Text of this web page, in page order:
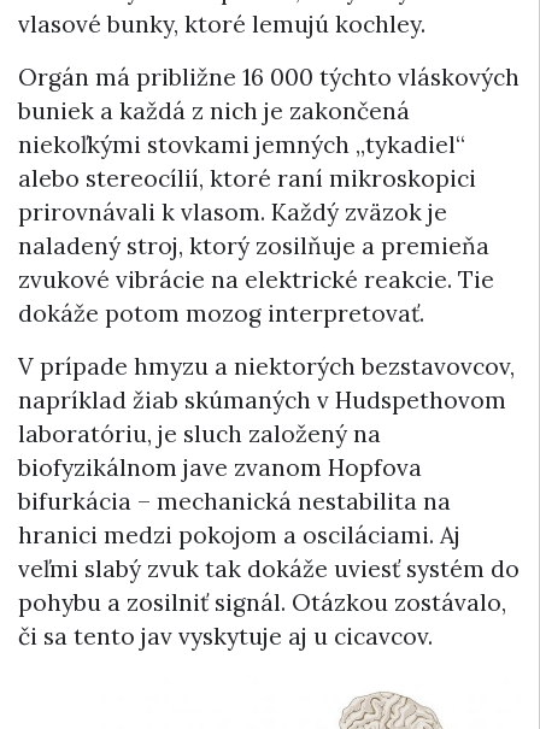
vlasové bunky, ktoré lemujú kochley.
Orgán má približne 16 000 týchto vláskových
buniek a každá z nich je zakončená
niekoľkými stovkami jemných „tykadiel“
alebo stereocílií, ktoré raní mikroskopici
prirovnávali k vlasom. Každý zväzok je
naladený stroj, ktorý zosilňuje a premieňa
zvukové vibrácie na elektrické reakcie. Tie
dokáže potom mozog interpretovať.
V prípade hmyzu a niektorých bezstavovcov,
napríklad žiab skúmaných v Hudspethovom
laboratóriu, je sluch založený na
biofyzikálnom jave zvanom Hopfova
bifurkácia – mechanická nestabilita na
hranici medzi pokojom a osciláciami. Aj
veľmi slabý zvuk tak dokáže uviesť systém do
pohybu a zosilniť signál. Otázkou zostávalo,
či sa tento jav vyskytuje aj u cicavcov.